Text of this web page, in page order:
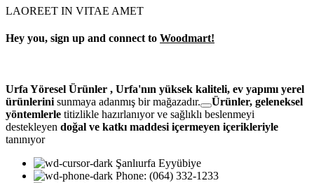
LAOREET IN VITAE AMET
Hey you, sign up and connect to Woodmart!
Urfa Yöresel Ürünler , Urfa'nın yüksek kaliteli, ev yapımı yerel
ürünlerini sunmaya adanmış bir mağazadır.
Ürünler, geleneksel
yöntemlerle titizlikle hazırlanıyor ve sağlıklı beslenmeyi
destekleyen doğal ve katkı maddesi içermeyen içerikleriyle
tanınıyor
Şanlıurfa Eyyübiye
Phone: (064) 332-1233